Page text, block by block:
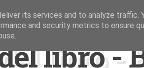
libro -
its services and to analyze traffic.
and security metrics to ensure